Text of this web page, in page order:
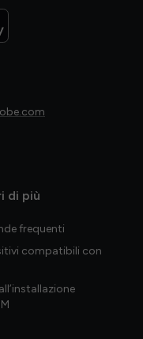
di più
frequenti
compatibili con